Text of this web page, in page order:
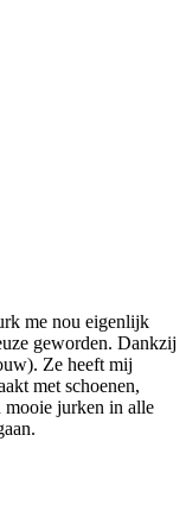
me nou eigenlijk
geworden. Dankzij
Ze heeft mij
met schoenen,
mooie jurken in alle